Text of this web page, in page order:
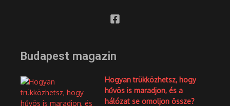
Budapest magazin
Hogyan trükközhetsz, hogy
hűvös is maradjon, és a
hálózat se omoljon össze?